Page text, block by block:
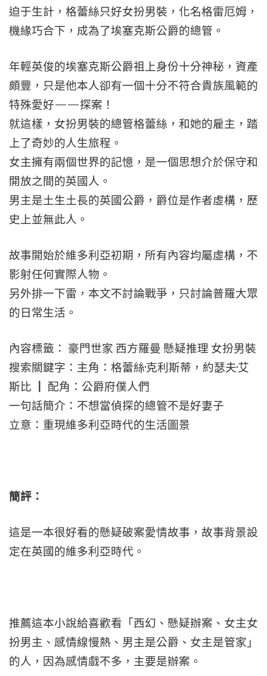
迫于生計，格蕾絲只好女扮男裝，化名格雷厄姆，
機緣巧合下，成為了埃塞克斯公爵的總管。
年輕英俊的埃塞克斯公爵祖上身份十分神秘，資產
頗豐，只是他本人卻有一個十分不符合貴族風範的
特殊愛好——探案！
就這樣，女扮男裝的總管格蕾絲，和她的雇主，踏
上了奇妙的人生旅程。
女主擁有兩個世界的記憶，是一個思想介於保守和
開放之間的英國人。
男主是土生土長的英國公爵，爵位是作者虛構，歷
史上並無此人。
故事開始於維多利亞初期，所有內容均屬虛構，不
影射任何實際人物。
另外排一下雷，本文不討論戰爭，只討論普羅大眾
的日常生活。
內容標籤： 豪門世家 西方羅曼 懸疑推理 女扮男裝
搜索關鍵字：主角：格蕾絲·克利斯蒂，約瑟夫·艾
斯比 ┃ 配角：公爵府僕人們
一句話簡介：不想當偵探的總管不是好妻子
立意：重現維多利亞時代的生活圖景
簡評：
這是一本很好看的懸疑破案愛情故事，故事背景設
定在英國的維多利亞時代。
推薦這本小說給喜歡看「西幻、懸疑辦案、女主女
扮男主、感情線慢熱、男主是公爵、女主是管家」
的人，因為感情戲不多，主要是辦案。